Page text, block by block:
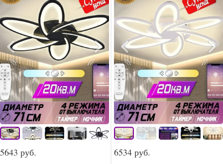
5643 руб. 6534 руб.